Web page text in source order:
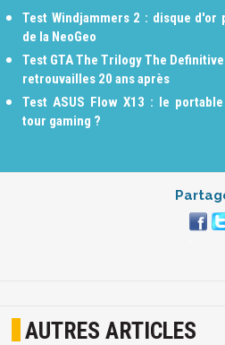
Test Windjammers 2 : disque
de la NeoGeo
Test GTA The Trilogy The
retrouvailles 20 ans après
Test ASUS Flow X13 : le
tour gaming ?
AUTRES ARTICLES